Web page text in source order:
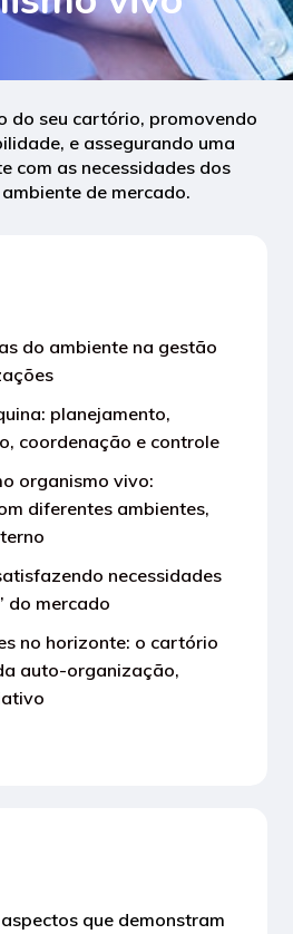
do seu cartório, promovendo
e assegurando uma
com as necessidades dos
de mercado.
do ambiente na gestão
planejamento,
coordenação e controle
organismo vivo:
diferentes ambientes,
necessidades
do mercado
no horizonte: o cartório
auto-organização,
que demonstram